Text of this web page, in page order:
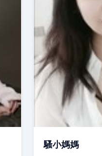
騷小媽媽